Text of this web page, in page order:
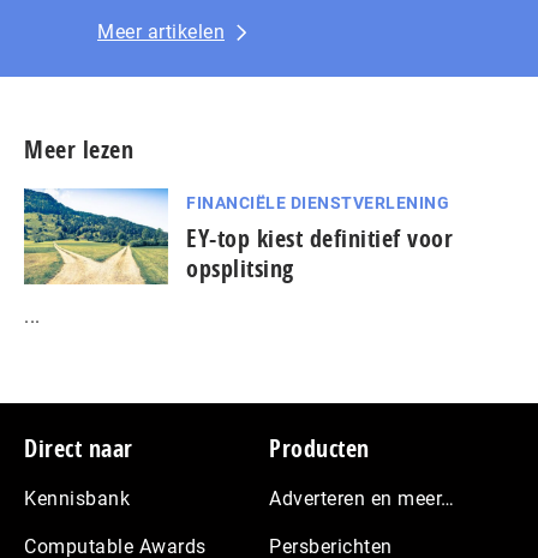
Meer artikelen
Meer lezen
FINANCIËLE DIENSTVERLENING
EY-top kiest definitief voor
opsplitsing
...
Footer
Direct naar
Kennisbank
Computable Awards
Producten
Adverteren en meer…
Persberichten